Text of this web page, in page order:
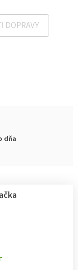
DOPRAVY
dňa